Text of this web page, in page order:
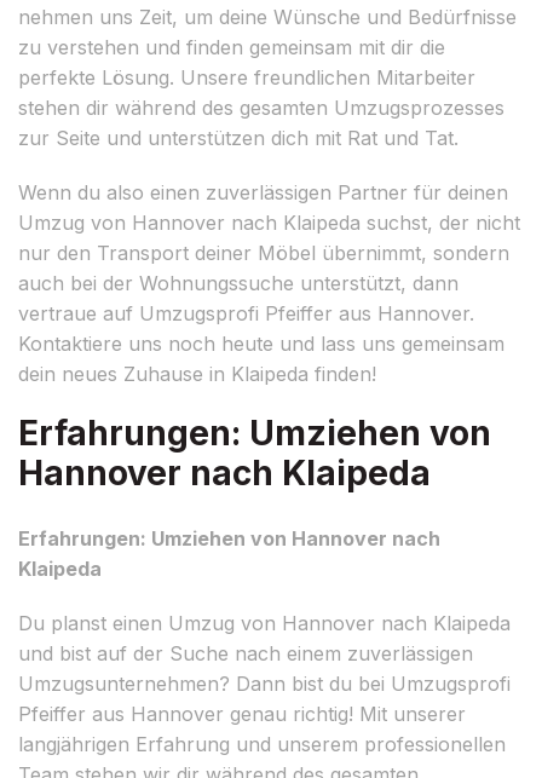
nehmen uns Zeit, um deine Wünsche und Bedürfnisse
zu verstehen und finden gemeinsam mit dir die
perfekte Lösung. Unsere freundlichen Mitarbeiter
stehen dir während des gesamten Umzugsprozesses
zur Seite und unterstützen dich mit Rat und Tat.
Wenn du also einen zuverlässigen Partner für deinen
Umzug von Hannover nach Klaipeda suchst, der nicht
nur den Transport deiner Möbel übernimmt, sondern
auch bei der Wohnungssuche unterstützt, dann
vertraue auf Umzugsprofi Pfeiffer aus Hannover.
Kontaktiere uns noch heute und lass uns gemeinsam
dein neues Zuhause in Klaipeda finden!
Erfahrungen: Umziehen von
Hannover nach Klaipeda
Erfahrungen: Umziehen von Hannover nach
Klaipeda
Du planst einen Umzug von Hannover nach Klaipeda
und bist auf der Suche nach einem zuverlässigen
Umzugsunternehmen? Dann bist du bei Umzugsprofi
Pfeiffer aus Hannover genau richtig! Mit unserer
langjährigen Erfahrung und unserem professionellen